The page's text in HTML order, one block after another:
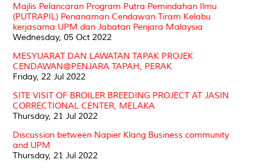
Majlis Pelancaran Program Putra Pemindahan Ilmu
(PUTRAPIL) Penanaman Cendawan Tiram Kelabu
kerjasama UPM dan Jabatan Penjara Malaysia
Wednesday, 05 Oct 2022
MESYUARAT DAN LAWATAN TAPAK PROJEK
CENDAWAN@PENJARA TAPAH, PERAK
Friday, 22 Jul 2022
SITE VISIT OF BROILER BREEDING PROJECT AT JASIN
CORRECTIONAL CENTER, MELAKA
Thursday, 21 Jul 2022
Discussion between Napier Klang Business community
and UPM
Thursday, 21 Jul 2022